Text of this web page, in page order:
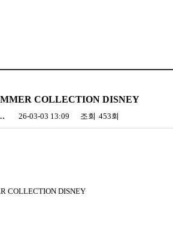
COLLECTION DISNEY
26-03-03 13:09 조회 453회
COLLECTION DISNEY